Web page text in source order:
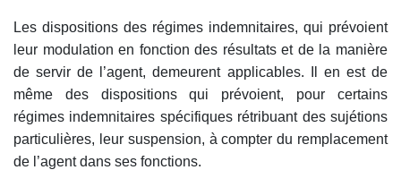
Les dispositions des régimes indemnitaires, qui prévoient
leur modulation en fonction des résultats et de la manière
de servir de l’agent, demeurent applicables. Il en est de
même des dispositions qui prévoient, pour certains
régimes indemnitaires spécifiques rétribuant des sujétions
particulières, leur suspension, à compter du remplacement
de l’agent dans ses fonctions.